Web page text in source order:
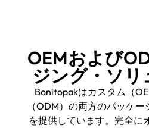
OEMおよび
ジング・ソリ
Bonitopakはカスタム（
（ODM）の両方のパッケ
を提供しています。完全に